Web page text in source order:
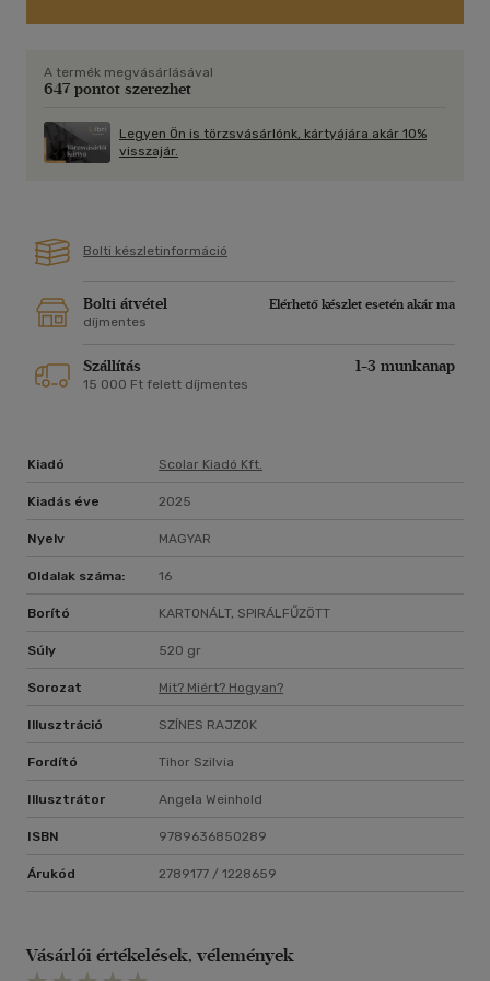
közel 50 titkos ablakot rejt, melyek fedelét felnyitva a
A termék megvásárlásával
647 pontot szerezhet
Legyen Ön is törzsvásárlónk, kártyájára akár 10%
visszajár.
Bolti készletinformáció
Bolti átvétel
Elérhető készlet esetén akár ma
díjmentes
Szállítás 1-3 munkanap
15 000 Ft felett díjmentes
Kiadó Scolar Kiadó Kft.
Kiadás éve 2025
Nyelv MAGYAR
Oldalak száma: 16
Borító KARTONÁLT, SPIRÁLFŰZÖTT
Súly 520 gr
Sorozat Mit? Miért? Hogyan?
Illusztráció SZÍNES RAJZOK
Fordító Tihor Szilvia
Illusztrátor Angela Weinhold
ISBN 9789636850289
Árukód 2789177 / 1228659
Vásárlói értékelések, vélemények